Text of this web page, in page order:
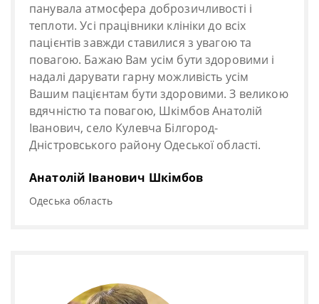
панувала атмосфера доброзичливості і
теплоти. Усі працівники клініки до всіх
пацієнтів завжди ставилися з увагою та
повагою. Бажаю Вам усім бути здоровими і
надалі дарувати гарну можливість усім
Вашим пацієнтам бути здоровими. З великою
вдячністю та повагою, Шкімбов Анатолій
Іванович, село Кулевча Білгород-
Дністровського району Одеської області.
Анатолій Іванович Шкімбов
Одеська область